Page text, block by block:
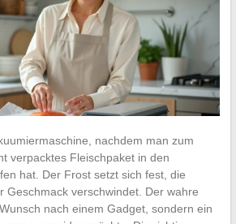
nachdem man zum
verpacktes Fleischpaket in den
hat. Der Frost setzt sich fest, die
Geschmack verschwindet. Der wahre
nach einem Gadget, sondern ein